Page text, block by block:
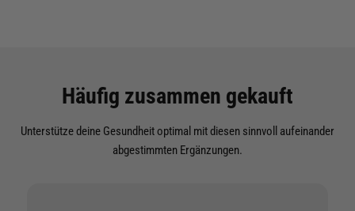
Häufig zusammen gekauft
Unterstütze deine Gesundheit optimal mit diesen sinnvoll aufeinander
abgestimmten Ergänzungen.